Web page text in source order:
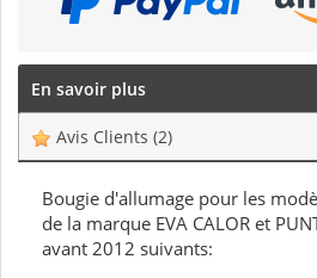
En savoir plus
Avis Clients (2)
Bougie d'allumage pour les
de la marque EVA CALOR et
avant 2012 suivants: